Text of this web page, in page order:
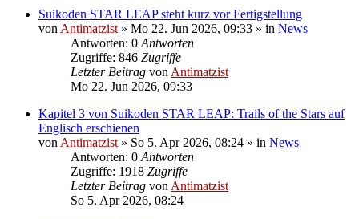
Suikoden STAR LEAP steht kurz vor Fertigstellung
von Antimatzist » Mo 22. Jun 2026, 09:33 » in News
Antworten: 0 Antworten
Zugriffe: 846 Zugriffe
Letzter Beitrag von Antimatzist
Mo 22. Jun 2026, 09:33
Kapitel 3 von Suikoden STAR LEAP: Trails of the Stars auf
Englisch erschienen
von Antimatzist » So 5. Apr 2026, 08:24 » in News
Antworten: 0 Antworten
Zugriffe: 1918 Zugriffe
Letzter Beitrag von Antimatzist
So 5. Apr 2026, 08:24